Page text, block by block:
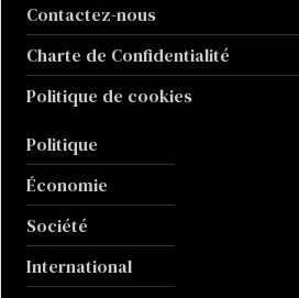
Contactez-nous
Charte de Confidentialité
Politique de cookies
Politique
Économie
Société
International